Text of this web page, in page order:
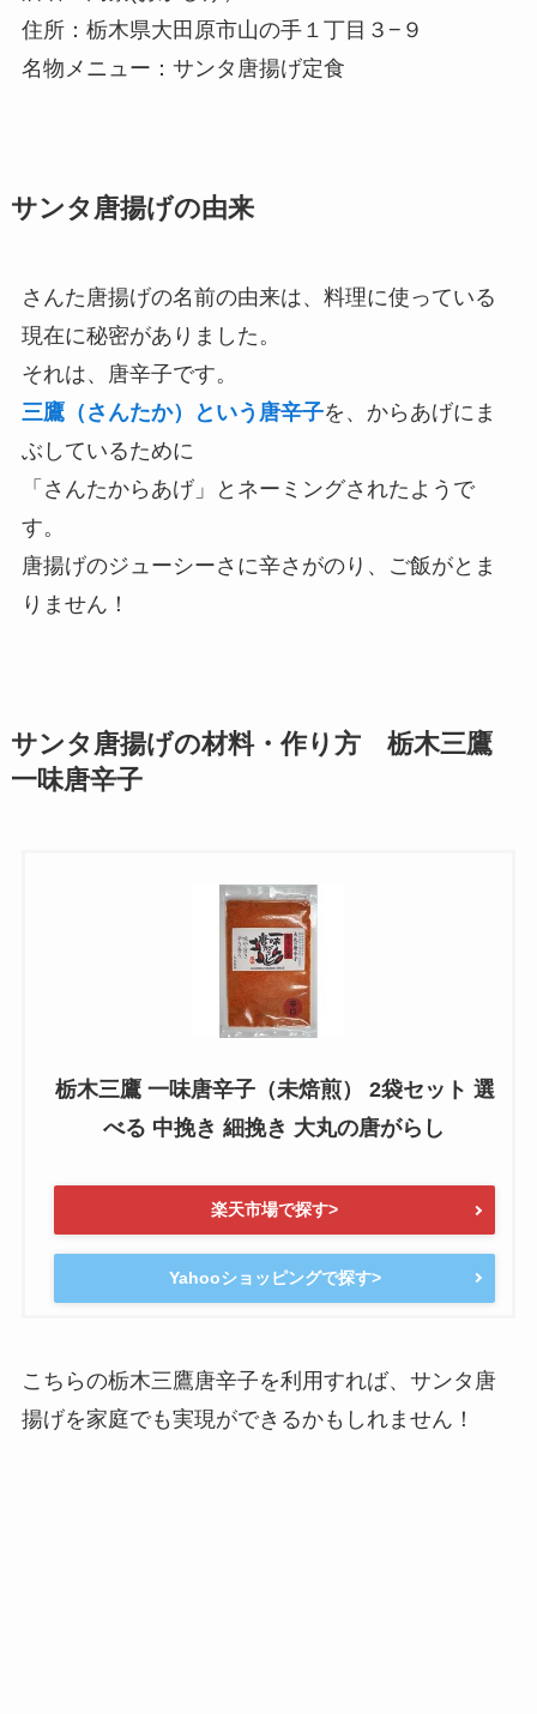
住所：栃木県大田原市山の手１丁目３−９
名物メニュー：サンタ唐揚げ定食
サンタ唐揚げの由来
さんた唐揚げの名前の由来は、料理に使っている
現在に秘密がありました。
それは、唐辛子です。
三鷹（さんたか）という唐辛子を、からあげにま
ぶしているために
「さんたからあげ」とネーミングされたようで
す。
唐揚げのジューシーさに辛さがのり、ご飯がとま
りません！
サンタ唐揚げの材料・作り方 栃木三鷹
一味唐辛子
栃木三鷹 一味唐辛子（未焙煎） 2袋セット 選
べる 中挽き 細挽き 大丸の唐がらし
楽天市場で探す>
Yahooショッピングで探す>
こちらの栃木三鷹唐辛子を利用すれば、サンタ唐
揚げを家庭でも実現ができるかもしれません！